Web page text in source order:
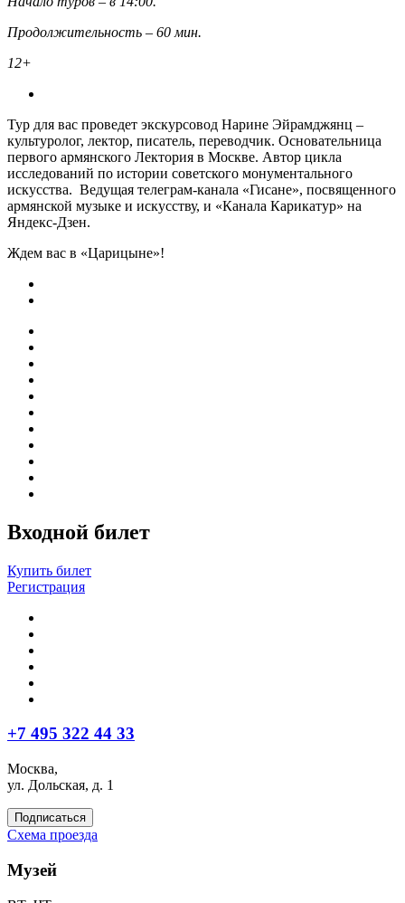
Продолжительность – 60 мин.
12+
Тур для вас проведет экскурсовод Нарине Эйрамджянц –
культуролог, лектор, писатель, переводчик. Основательница
первого армянского Лектория в Москве. Автор цикла
исследований по истории советского монументального
искусства. Ведущая телеграм-канала «Гисане», посвященного
армянской музыке и искусству, и «Канала Карикатур» на
Яндекс-Дзен.
Ждем вас в «Царицыне»!
Входной билет
Купить билет
Регистрация
+7 495 322 44 33
Москва,
ул. Дольская, д. 1
Подписаться
Схема проезда
Музей